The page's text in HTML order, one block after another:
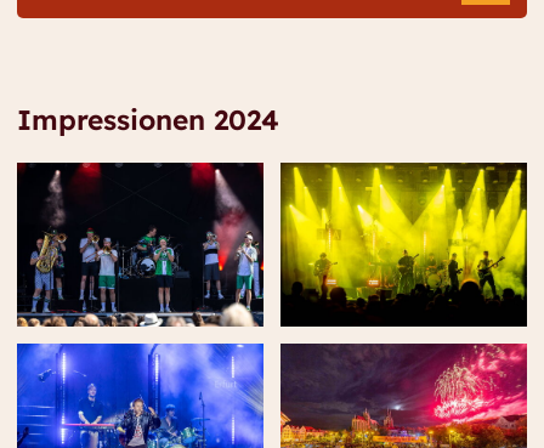
Impressionen 2024